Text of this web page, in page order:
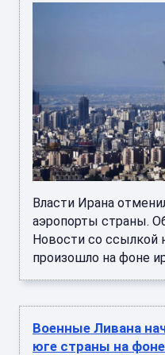
Власти Ирана
аэропорты страны.
Новости со ссылкой
произошло на фоне
Военные Ливана
юге страны на